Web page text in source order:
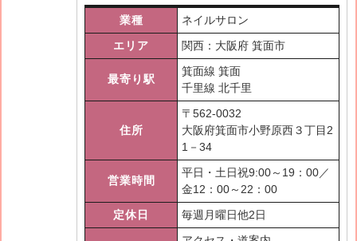
業種
ネイルサロン
エリア
関西：大阪府 箕面市
最寄り駅
箕面線 箕面
千里線 北千里
住所
〒 562-0032
大阪府箕面市小野原西３丁目2
1－34
営業時間
平日・土日祝9:00～19：00／
金12：00～22：00
定休日
毎週月曜日他2日